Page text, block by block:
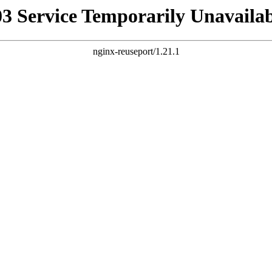
Service Temporarily
nginx-reuseport/1.21.1